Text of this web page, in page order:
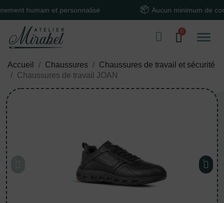
humain et personnalisé Aucun minimum de
Accueil Chaussures
Chaussures de travail et sécurité
Chaussures de travail JOAN